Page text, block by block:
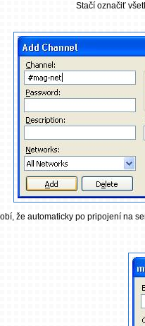
Stačí označiť
že automaticky po pripojení na